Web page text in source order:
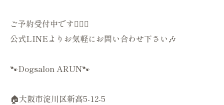
ご予約受付中です💁🏻‍♀️
公式LINEよりお気軽にお問い合わせ下さい🎶
🐾Dogsalon ARUN🐾
🏠大阪市淀川区新高5-12-5